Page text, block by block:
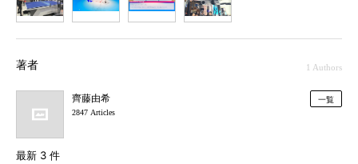
著者 1 Authors
齊藤由希
2847 Articles
一覧
最新 3 件